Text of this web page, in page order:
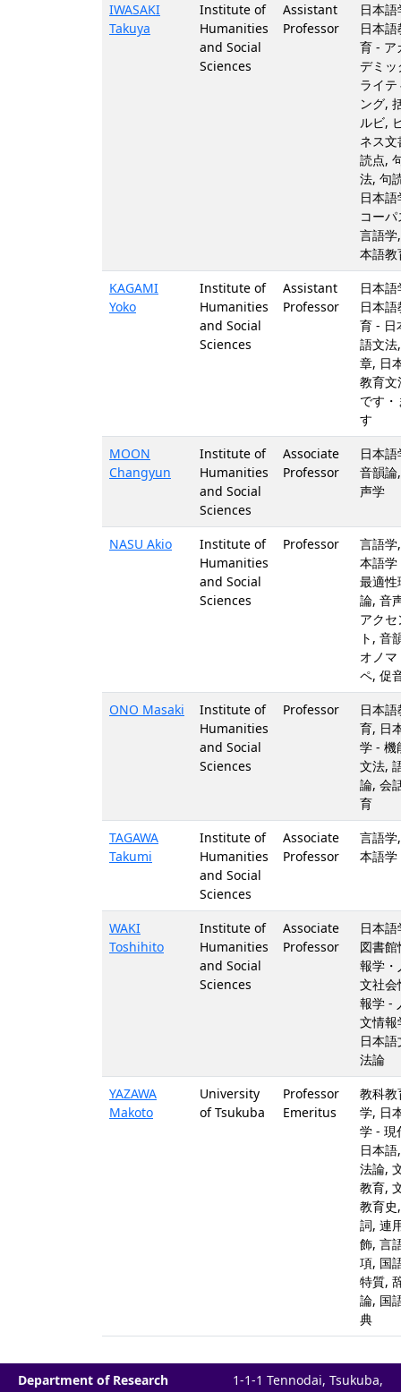
IWASAKI
Takuya
Institute of
Humanities
and Social
Sciences
Assistant
Professor
日本語
日本語
育 - ア
デミッ
ライテ
ング,
ルビ,
ネス文
読点,
法, 句
日本語
コーパ
言語学
本語教
KAGAMI
Yoko
Institute of
Humanities
and Social
Sciences
Assistant
Professor
日本語
日本語
育 - 日
語文法
章, 日
教育文
です・
す
MOON
Changyun
Institute of
Humanities
and Social
Sciences
Associate
Professor
日本
音韻論
声学
NASU Akio
Institute of
Humanities
and Social
Sciences
Professor
言語学
本語学
最適性
論, 音
アクセ
ト, 音
オノマ
ペ, 促
ONO Masaki
Institute of
Humanities
and Social
Sciences
Professor
日本語
育, 日
学 - 機
文法,
論, 会
育
TAGAWA
Takumi
Institute of
Humanities
and Social
Sciences
Associate
Professor
言語学
本語学
WAKI
Toshihito
Institute of
Humanities
and Social
Sciences
Associate
Professor
日本語
図書館
報学・
文社会
報学 -
文情報
日本語
法論
YAZAWA
Makoto
University
of Tsukuba
Professor
Emeritus
教科教
学, 日
学 - 現
日本
法論,
教育,
教育史
詞, 連
飾, 言
項, 国
特質,
論, 国
典
Department of Research
1-1-1 Tennodai, Tsukuba,